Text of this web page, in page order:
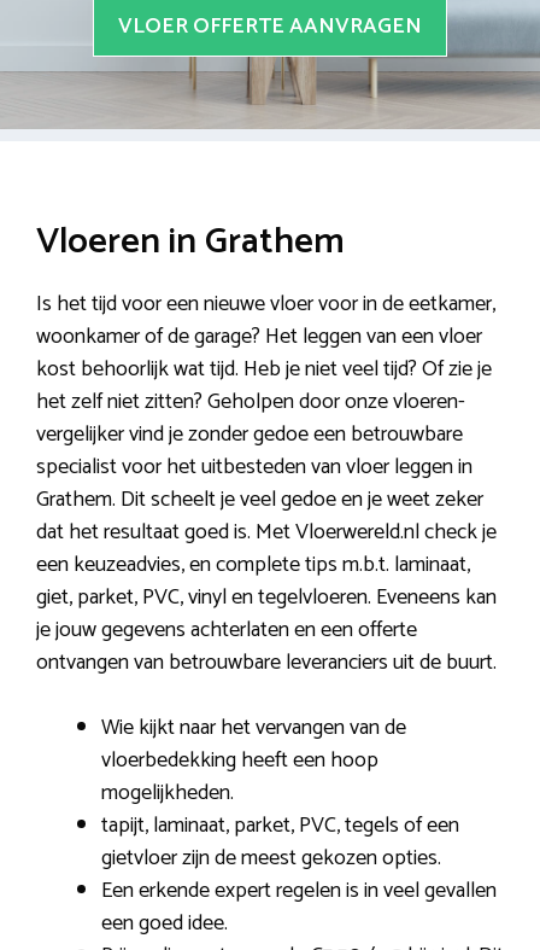
VLOER OFFERTE AANVRAGEN
Vloeren in Grathem
Is het tijd voor een nieuwe vloer voor in de eetkamer,
woonkamer of de garage? Het leggen van een vloer
kost behoorlijk wat tijd. Heb je niet veel tijd? Of zie je
het zelf niet zitten? Geholpen door onze vloeren-
vergelijker vind je zonder gedoe een betrouwbare
specialist voor het uitbesteden van vloer leggen in
Grathem. Dit scheelt je veel gedoe en je weet zeker
dat het resultaat goed is. Met Vloerwereld.nl check je
een keuzeadvies, en complete tips m.b.t. laminaat,
giet, parket, PVC, vinyl en tegelvloeren. Eveneens kan
je jouw gegevens achterlaten en een offerte
ontvangen van betrouwbare leveranciers uit de buurt.
Wie kijkt naar het vervangen van de
vloerbedekking heeft een hoop
mogelijkheden.
tapijt, laminaat, parket, PVC, tegels of een
gietvloer zijn de meest gekozen opties.
Een erkende expert regelen is in veel gevallen
een goed idee.